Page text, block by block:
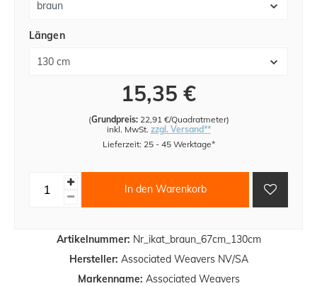
Artikelnummer: Nr_ikat_braun_67cm_130cm
Hersteller: Associated Weavers NV/SA
Markenname: Associated Weavers
Längen
15,35 €
(Grundpreis: 22,91 €/Quadratmeter)
inkl. MwSt. zzgl. Versand**
Lieferzeit: 25 - 45 Werktage*
In den Warenkorb